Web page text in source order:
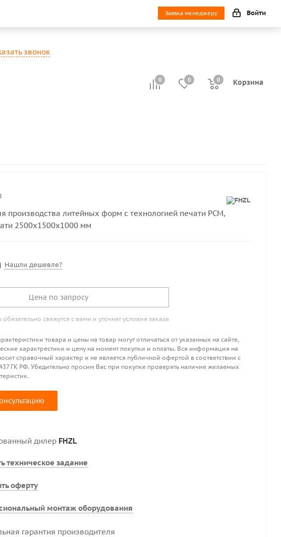
Заявка менеджеру Войти
звонок
0 0 Корзина
0
0
производства литейных форм с технологией печати PCM,
2500х1500х1000 мм
Нашли дешевле?
Цена по запросу
свяжутся с вами и уточнят условия заказа
товара и цены на товар могут отличаться от указанных на сайте,
характрестики и цену на момент покупки и оплаты. Вся информация на
справочный характер и не является публичной офертой в соответствии с
437 ГК РФ. Убедительно просим Вас при покупке проверять наличие желаемых
дилер FHZL
техническое задание
оферту
монтаж оборудования
гарантия производителя